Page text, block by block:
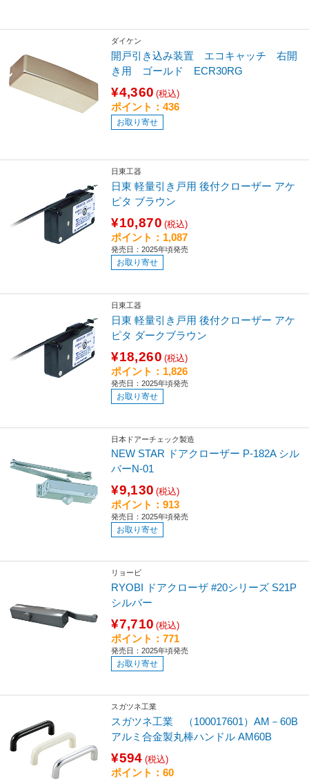
ダイケン
開戸引き込み装置 エコキャッチ 右開
き用 ゴールド ECR30RG
¥4,360 (税込)
ポイント：436
お取り寄せ
日東工器
日東 軽量引き戸用 後付クローザー アケ
ピタ ブラウン
¥10,870 (税込)
ポイント：1,087
発売日：2025年頃発売
お取り寄せ
日東工器
日東 軽量引き戸用 後付クローザー アケ
ピタ ダークブラウン
¥18,260 (税込)
ポイント：1,826
発売日：2025年頃発売
お取り寄せ
日本ドアーチェック製造
NEW STAR ドアクローザー P-182A シル
バーN-01
¥9,130 (税込)
ポイント：913
発売日：2025年頃発売
お取り寄せ
リョービ
RYOBI ドアクローザ #20シリーズ S21P
シルバー
¥7,710 (税込)
ポイント：771
発売日：2025年頃発売
お取り寄せ
スガツネ工業
スガツネ工業 （100017601）AM－60B
アルミ合金製丸棒ハンドル AM60B
¥594 (税込)
ポイント：60